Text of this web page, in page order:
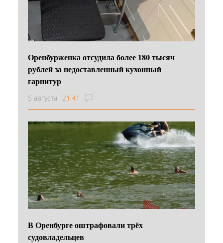
Оренбурженка отсудила более 180 тысяч
рублей за недоставленный кухонный
гарнитур
5 августа 21:41
В Оренбурге оштрафовали трёх
судовладельцев